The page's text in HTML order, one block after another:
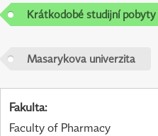
Krátkodobé studijní pobyty
Masarykova univerzita
Fakulta:
Faculty of Pharmacy